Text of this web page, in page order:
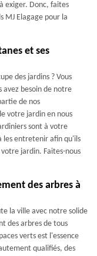
exiger. Donc, faites
MJ Elagage pour la
et ses
des jardins ? Vous
avez besoin de notre
de nos
votre jardin en nous
sont à votre
les entretenir afin qu'ils
jardin. Faites-nous
des arbres à
la ville avec notre solide
des arbres de tous
verts est l'essence
qualifiés, des